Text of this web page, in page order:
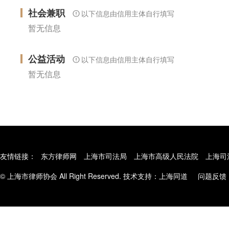
社会兼职 以下信息由信用主体自行填写
暂无信息
公益活动 以下信息由信用主体自行填写
暂无信息
友情链接： 东方律师网 上海市司法局 上海市高级人民法院
上海
© 上海市律师协会 All Right Reserved. 技术支持： 上海同道 问题反馈